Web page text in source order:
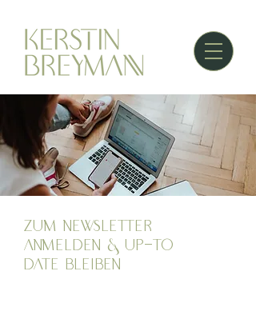
zum newsletter
anmelden & up-to
date bleiben